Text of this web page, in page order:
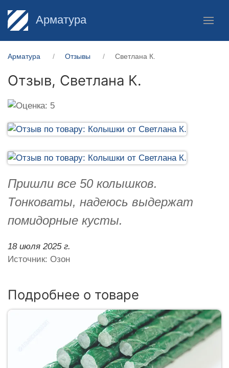
Арматура
Арматура Отзывы Светлана К.
Отзыв, Светлана К.
Пришли все 50 колышков.
Тонковаты, надеюсь выдержат
помидорные кусты.
18 июля 2025 г.
Источник: Озон
Подробнее о товаре